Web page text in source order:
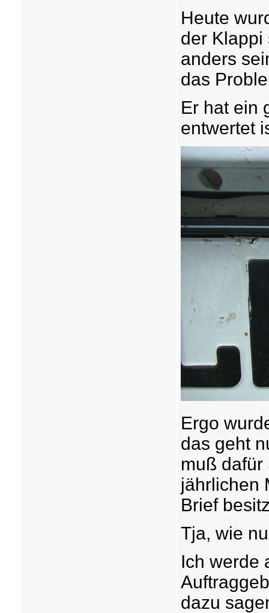
Heute
der Klappi
anders
das
Er hat ein
entwertet
Ergo
das geht
muß dafür
jährlichen
Brief
Tja, wie
Ich werde
dazu